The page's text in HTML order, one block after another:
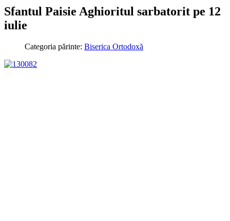
Sfantul Paisie Aghioritul sarbatorit pe 12
iulie
Categoria părinte: Biserica Ortodoxă